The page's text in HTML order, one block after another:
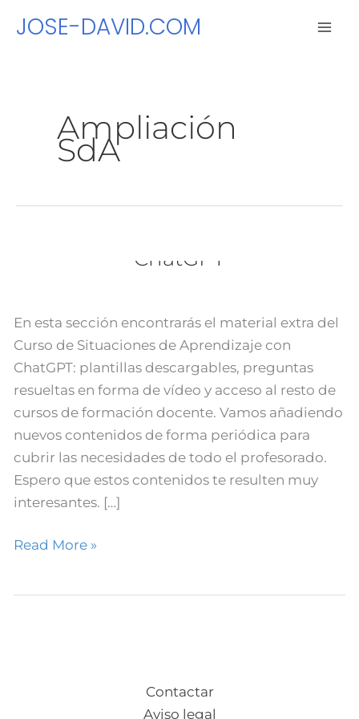
JOSE-DAVID.COM
Ampliación
SdA
Ampliación del Curso
ChatGPT
En esta sección encontrarás el material extra del
Curso de Situaciones de Aprendizaje con
ChatGPT: plantillas descargables, preguntas
resueltas en forma de vídeo y acceso al resto de
cursos de formación docente. Vamos añadiendo
nuevos contenidos de forma periódica para
cubrir las necesidades de todo el profesorado.
Espero que estos contenidos te resulten muy
interesantes. […]
Ampliación
Aprendizaje
con
ChatGPT
Read More »
Contactar
Aviso legal